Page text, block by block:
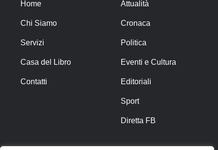
Home
Chi Siamo
Servizi
Casa del Libro
Contatti
Attualità
Cronaca
Politica
Eventi e Cultura
Editoriali
Sport
Diretta FB